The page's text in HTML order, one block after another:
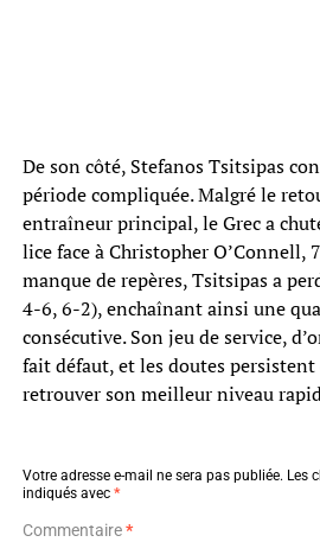
De son côté, Stefanos Tsitsipas
période compliquée. Malgré le
entraîneur principal, le Grec a
lice face à Christopher O’Connell,
manque de repères, Tsitsipas a
4-6, 6-2), enchaînant ainsi une
consécutive. Son jeu de service,
fait défaut, et les doutes persistent
retrouver son meilleur niveau
Votre adresse e-mail ne sera pas publiée. Les
indiqués avec *
Commentaire*